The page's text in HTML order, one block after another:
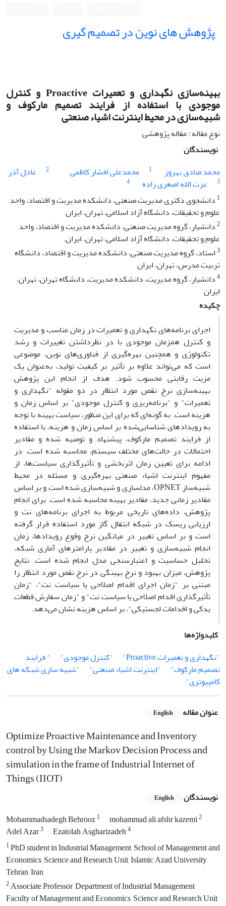
پژوهش های نوین در تصمیم گیری
بهینه‌سازی نگهداری و تعمیرات Proactive و کنترل
موجودی با استفاده از فرایند تصمیم‌ مارکوف و
شبیه‌سازی در محیط اینترنت اشیاء صنعتی
نوع مقاله : مقاله پژوهشی
نویسندگان
محمد صادق بهروز
1 محمدعلی افشار کاظمی 2 عادل آذر
3 عزت الله اصغری زاده
4
1 دانشجوی دکتری مدیریت صنعتی، ‌دانشکده مدیریت و اقتصاد، واحد
علوم و تحقیقات، دانشگاه آزاد اسلامی، تهران، ایران
2دانشیار، گروه مدیریت صنعتی، دانشکده مدیریت و اقتصاد، واحد
علوم و تحقیقات، دانشگاه آزاد اسلامی، تهران، ایران.
3استاد، گروه مدیریت صنعتی، دانشکده مدیریت و اقتصاد، دانشگاه
تربیت مدرس، تهران، ایران
4دانشیار، گروه مدیریت، دانشکده مدیریت، دانشگاه تهران، تهران،
ایران
چکیده
اجرای برنامه‌های نگهداری و تعمیرات در زمان مناسب و مدیریت
و کنترل همزمان موجودی با در نظرداشتن تغییرات و رشد
تکنولوژی و همچنین بهره‌گیری از فناوری‌های نوین، موضوعی
است که می‌تواند علاوه بر تأثیر بر کیفیت تولید، به‌عنوان یک
مزیت رقابتی محسوب شود. هدف از انجام این پژوهش
بهینه‌سازی نرخ نقص مورد انتظار در دو مقوله "نگهداری و
تعمیرات" و "برنامه‌ریزی و کنترل موجودی" بر اساس زمان و
هزینه است. به گونه‌ای که برای این منظور، سیاست بهینه با توجه
به رویدادهای شناسایی‌شده بر اساس زمان و هزینه، با استفاده
از فرایند تصمیم مارکوف، پیشنهاد و توصیه شده و مقادیر
احتمالات در حالت‌های مختلف سیستم، محاسبه شده است. در
ادامه برای تعیین زمان اثربخشی و تأثیرگذاری سیاست‌ها، از
مفهوم اینترنت اشیاء صنعتی بهره‌گیری و مسئله در محیط
شبیه‌ساز OPNET، مدلسازی و شبیه‌سازی شده است و بر اساس
مقادیر زمانی جدید، مقادیر بهینه محاسبه شده است. برای انجام
پژوهش، داده‌های تاریخی مربوط به اجرای برنامه‌های نت و
ارزیابی ریسک در شبکه انتقال گاز مورد استفاده قرار گرفته
است و بر اساس تغییر در میانگین نرخ وقوع رویدادها، زمان
انجام شبیه‌سازی و تغییر در مقادیر پارامترهای آماریِ شبکه،
تحلیل حساسیت و اعتبارسنجی مدل انجام شده است. نتایج
پژوهش، میزان بهبود و نرخ بهینگی در نرخ نقص مورد انتظار را
مبتنی بر "زمان اجرای اقدام اصلاحی یا سیاست نت"، "زمان
تأثیرگذاری اقدام اصلاحی یا سیاست نت" و "زمان سفارش قطعات
یدکی و اقدامات لجستیکی"، بر اساس هزینه نشان می‌دهد.
کلیدواژه‌ها
"نگهداری و تعمیرات Proactive"
"کنترل موجودی"
" فرایند
تصمیم مارکوف"
"اینترنت اشیاء صنعتی"
"شبیه سازی شبکه های
کامپیوتری"
عنوان مقاله English
Optimize Proactive Maintenance and Inventory
control by Using the Markov Decision Process and
simulation in the frame of Industrial Internet of
Things (IIOT)
نویسندگان English
Mohammadsadegh Behrooz1 mohammad ali afshr kazemi2
Adel Azar3 Ezatolah Asgharizadeh4
1PhD student in Industrial Management, School of Management and
Economics, Science and Research Unit, Islamic Azad University,
Tehran, Iran
2Associate Professor, Department of Industrial Management,
Faculty of Management and Economics, Science and Research Unit,